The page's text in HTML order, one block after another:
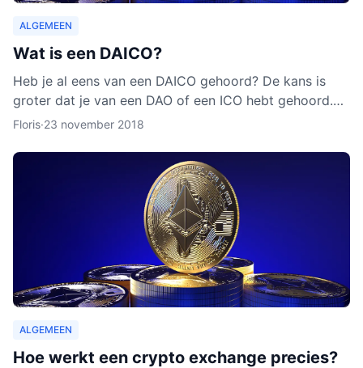
ALGEMEEN
Wat is een DAICO?
Heb je al eens van een DAICO gehoord? De kans is
groter dat je van een DAO of een ICO hebt gehoord.
Hoewel het concept van DAICO nog nooit is ingezet,
Floris·23 november 2018
ALGEMEEN
Hoe werkt een crypto exchange precies?